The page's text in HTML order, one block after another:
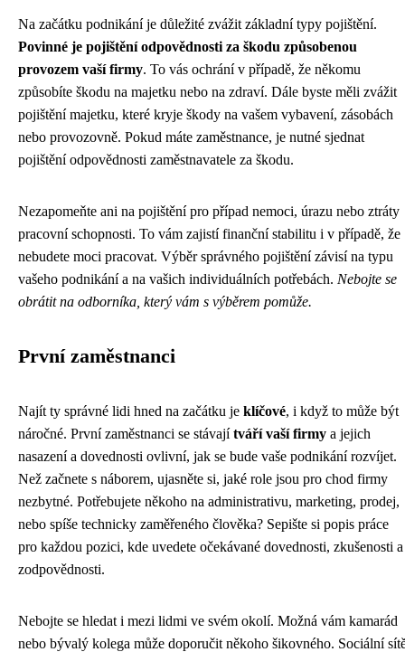
Na začátku podnikání je důležité zvážit základní typy pojištění.
Povinné je pojištění odpovědnosti za škodu způsobenou
provozem vaší firmy. To vás ochrání v případě, že někomu
způsobíte škodu na majetku nebo na zdraví. Dále byste měli zvážit
pojištění majetku, které kryje škody na vašem vybavení, zásobách
nebo provozovně. Pokud máte zaměstnance, je nutné sjednat
pojištění odpovědnosti zaměstnavatele za škodu.
Nezapomeňte ani na pojištění pro případ nemoci, úrazu nebo ztráty
pracovní schopnosti. To vám zajistí finanční stabilitu i v případě, že
nebudete moci pracovat. Výběr správného pojištění závisí na typu
vašeho podnikání a na vašich individuálních potřebách. Nebojte se
obrátit na odborníka, který vám s výběrem pomůže.
První zaměstnanci
Najít ty správné lidi hned na začátku je klíčové, i když to může být
náročné. První zaměstnanci se stávajítváří vaší firmy a jejich
nasazení a dovednosti ovlivní, jak se bude vaše podnikání rozvíjet.
Než začnete s náborem, ujasněte si, jaké role jsou pro chod firmy
nezbytné. Potřebujete někoho na administrativu, marketing, prodej,
nebo spíše technicky zaměřeného člověka? Sepište si popis práce
pro každou pozici, kde uvedete očekávané dovednosti, zkušenosti a
zodpovědnosti.
Nebojte se hledat i mezi lidmi ve svém okolí. Možná vám kamarád
nebo bývalý kolega může doporučit někoho šikovného. Sociální